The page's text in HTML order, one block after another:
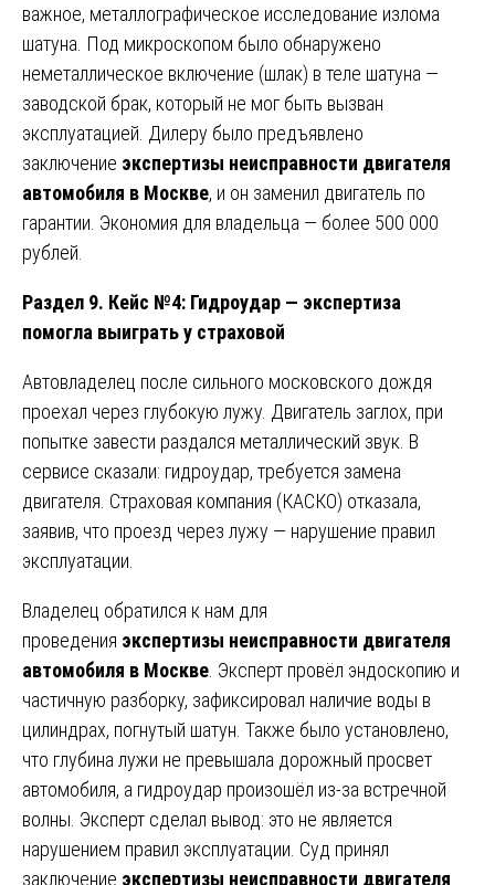
важное, металлографическое исследование излома
шатуна. Под микроскопом было обнаружено
неметаллическое включение (шлак) в теле шатуна —
заводской брак, который не мог быть вызван
эксплуатацией. Дилеру было предъявлено
заключение экспертизы неисправности двигателя
автомобиля в Москве, и он заменил двигатель по
гарантии. Экономия для владельца — более 500 000
рублей.
Раздел 9. Кейс №4: Гидроудар — экспертиза
помогла выиграть у страховой
Автовладелец после сильного московского дождя
проехал через глубокую лужу. Двигатель заглох, при
попытке завести раздался металлический звук. В
сервисе сказали: гидроудар, требуется замена
двигателя. Страховая компания (КАСКО) отказала,
заявив, что проезд через лужу — нарушение правил
эксплуатации.
Владелец обратился к нам для
проведения экспертизы неисправности двигателя
автомобиля в Москве . Эксперт провёл эндоскопию и
частичную разборку, зафиксировал наличие воды в
цилиндрах, погнутый шатун. Также было установлено,
что глубина лужи не превышала дорожный просвет
автомобиля, а гидроудар произошёл из-за встречной
волны. Эксперт сделал вывод: это не является
нарушением правил эксплуатации. Суд принял
заключение экспертизы неисправности двигателя